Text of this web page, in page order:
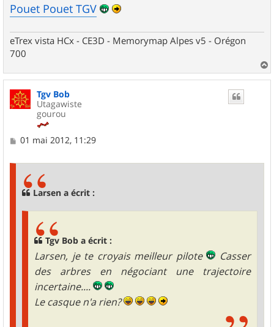
Pouet Pouet TGV
eTrex vista HCx - CE3D - Memorymap Alpes v5 - Orégon
700
a
Tgv Bob
Utagawiste
gourou
M
01 mai 2012, 11:29
Larsen a écrit :
Tgv Bob a écrit :
Larsen, je te croyais meilleur pilote
Casser
des arbres en négociant une trajectoire
incertaine....
Le casque n'a rien?